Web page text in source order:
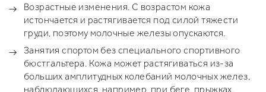
Возрастные изменения. С возрастом кожа
истончается и растягивается под силой тяжести
груди, поэтому молочные железы опускаются.
Занятия спортом без специального спортивного
бюстгальтера. Кожа может растягиваться из-за
больших амплитудных колебаний молочных желез,
наблюдающихся, например, при беге, прыжках.